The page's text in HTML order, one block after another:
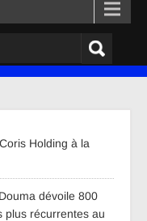
Holding à la
dévoile 800
plus récurrentes au